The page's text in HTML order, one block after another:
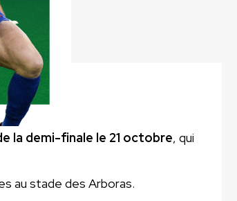
la demi-finale le 21 octobre, qui
au stade des Arboras.